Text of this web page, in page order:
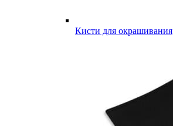
Кисти для окрашивания